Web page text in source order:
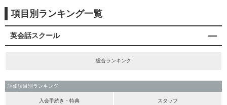
項目別ランキング一覧
英会話スクール
総合ランキング
評価項目別ランキング
入会手続き・特典 スタッフ